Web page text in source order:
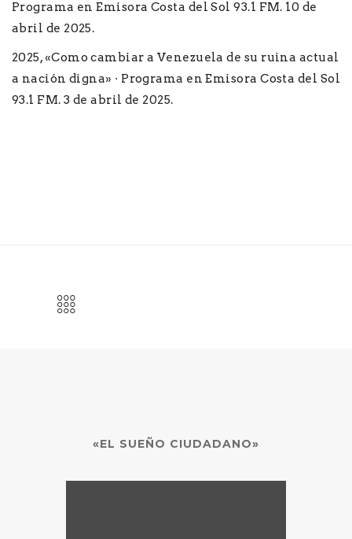
Programa en Emisora Costa del Sol 93.1 FM. 10 de
abril de 2025.
2025, «Como cambiar a Venezuela de su ruina actual
a nación digna» · Programa en Emisora Costa del Sol
93.1 FM. 3 de abril de 2025.
«EL SUEÑO CIUDADANO»